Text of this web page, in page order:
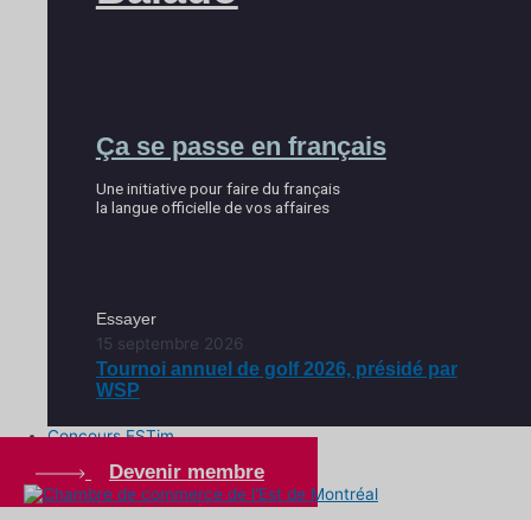
Ça se passe en français
Une initiative pour faire du français
la langue officielle de vos affaires
Essayer
15 septembre 2026
Tournoi annuel de golf 2026, présidé par
WSP
Concours ESTim
Devenir membre